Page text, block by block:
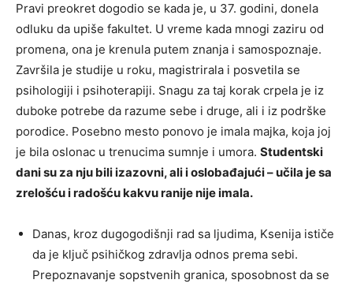
Pravi preokret dogodio se kada je, u 37. godini, donela
odluku da upiše fakultet. U vreme kada mnogi zaziru od
promena, ona je krenula putem znanja i samospoznaje.
Završila je studije u roku, magistrirala i posvetila se
psihologiji i psihoterapiji. Snagu za taj korak crpela je iz
duboke potrebe da razume sebe i druge, ali i iz podrške
porodice. Posebno mesto ponovo je imala majka, koja joj
je bila oslonac u trenucima sumnje i umora. Studentski
dani su za nju bili izazovni, ali i oslobađajući – učila je sa
zrelošću i radošću kakvu ranije nije imala.
Danas, kroz dugogodišnji rad sa ljudima, Ksenija ističe
da je ključ psihičkog zdravlja odnos prema sebi.
Prepoznavanje sopstvenih granica, sposobnost da se